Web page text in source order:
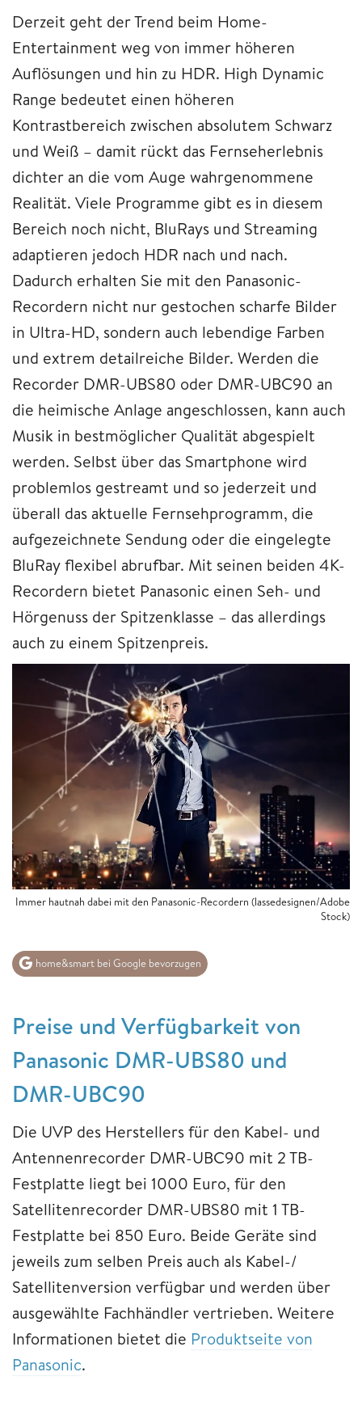
Derzeit geht der Trend beim Home-
Entertainment weg von immer höheren
Auflösungen und hin zu HDR. High Dynamic
Range bedeutet einen höheren
Kontrastbereich zwischen absolutem Schwarz
und Weiß – damit rückt das Fernseherlebnis
dichter an die vom Auge wahrgenommene
Realität. Viele Programme gibt es in diesem
Bereich noch nicht, BluRays und Streaming
adaptieren jedoch HDR nach und nach.
Dadurch erhalten Sie mit den Panasonic-
Recordern nicht nur gestochen scharfe Bilder
in Ultra-HD, sondern auch lebendige Farben
und extrem detailreiche Bilder. Werden die
Recorder DMR-UBS80 oder DMR-UBC90 an
die heimische Anlage angeschlossen, kann auch
Musik in bestmöglicher Qualität abgespielt
werden. Selbst über das Smartphone wird
problemlos gestreamt und so jederzeit und
überall das aktuelle Fernsehprogramm, die
aufgezeichnete Sendung oder die eingelegte
BluRay flexibel abrufbar. Mit seinen beiden 4K-
Recordern bietet Panasonic einen Seh- und
Hörgenuss der Spitzenklasse – das allerdings
auch zu einem Spitzenpreis.
Immer hautnah dabei mit den Panasonic-Recordern (lassedesignen/Adobe
Stock)
home&smart bei Google bevorzugen
Preise und Verfügbarkeit von
Panasonic DMR-UBS80 und
DMR-UBC90
Die UVP des Herstellers für den Kabel- und
Antennenrecorder DMR-UBC90 mit 2 TB-
Festplatte liegt bei 1000 Euro, für den
Satellitenrecorder DMR-UBS80 mit 1 TB-
Festplatte bei 850 Euro. Beide Geräte sind
jeweils zum selben Preis auch als Kabel-/
Satellitenversion verfügbar und werden über
ausgewählte Fachhändler vertrieben. Weitere
Informationen bietet die Produktseite von
Panasonic.